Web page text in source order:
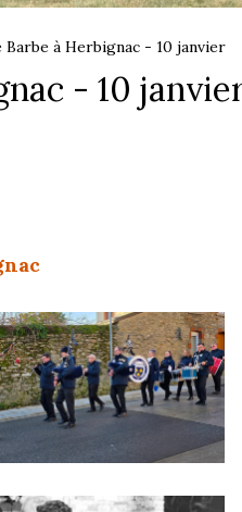
Barbe à Herbignac - 10 janvier
- 10